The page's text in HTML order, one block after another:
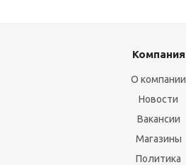
Компания
О компании
Новости
Вакансии
Магазины
Политика